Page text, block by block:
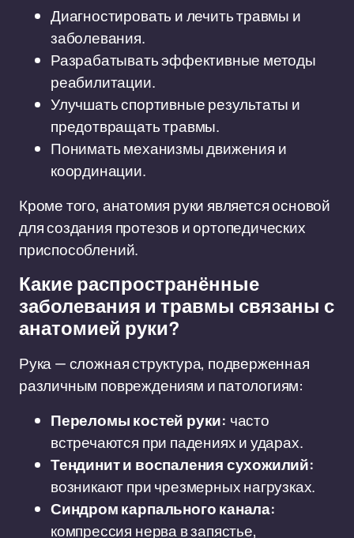
Диагностировать и лечить травмы и
заболевания.
Разрабатывать эффективные методы
реабилитации.
Улучшать спортивные результаты и
предотвращать травмы.
Понимать механизмы движения и
координации.
Кроме того, анатомия руки является основой
для создания протезов и ортопедических
приспособлений.
Какие распространённые
заболевания и травмы связаны с
анатомией руки?
Рука — сложная структура, подверженная
различным повреждениям и патологиям:
Переломы костей руки: часто
встречаются при падениях и ударах.
Тендинит и воспаления сухожилий:
возникают при чрезмерных нагрузках.
Синдром карпального канала:
компрессия нерва в запястье,